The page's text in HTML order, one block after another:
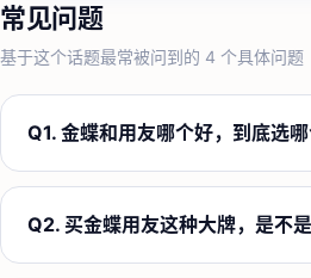
常见问题
基于这个话题最常被问到的 4 个具体问题
Q1. 金蝶和用友哪个好，到底选哪
Q2. 买金蝶用友这种大牌，是不